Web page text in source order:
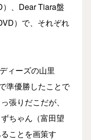
、Dear Tiara盤
）で、それぞれ
ィーズの山里
準優勝したことで
張りだこだが、
ちゃん（富田望
ことを画策す